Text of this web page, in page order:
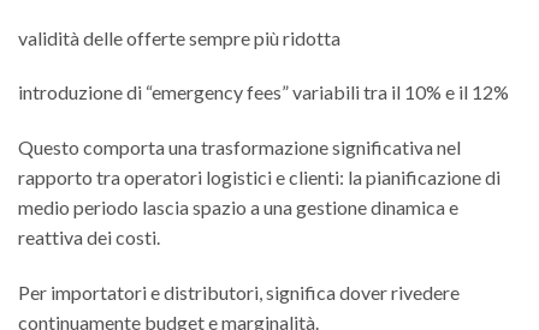
validità delle offerte sempre più ridotta
introduzione di “emergency fees” variabili tra il 10% e il 12%
Questo comporta una trasformazione significativa nel
rapporto tra operatori logistici e clienti: la pianificazione di
medio periodo lascia spazio a una gestione dinamica e
reattiva dei costi.
Per importatori e distributori, significa dover rivedere
continuamente budget e marginalità.